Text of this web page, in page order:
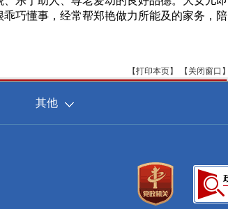
巧懂事，经常帮郑艳做力所能及的家务，陪
【打印本页】 【 关闭窗口 】
其他